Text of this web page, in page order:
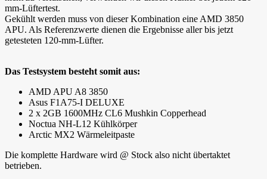
mm-Lüftertest.
Gekühlt werden muss von dieser Kombination eine AMD 3850
APU. Als Referenzwerte dienen die Ergebnisse aller bis jetzt
getesteten 120-mm-Lüfter.
Das Testsystem besteht somit aus:
AMD APU A8 3850
Asus F1A75-I DELUXE
2 x 2GB 1600MHz CL6 Mushkin Copperhead
Noctua NH-L12 Kühlkörper
Arctic MX2 Wärmeleitpaste
Die komplette Hardware wird @ Stock also nicht übertaktet
betrieben.